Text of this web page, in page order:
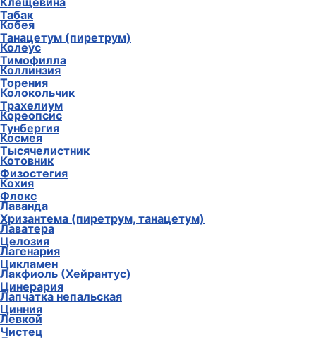
Табак
Танацетум (пиретрум)
Тимофилла
Торения
Трахелиум
Тунбергия
Тысячелистник
Физостегия
Флокс
Хризантема (пиретрум, танацетум)
Целозия
Цикламен
Цинерария
Цинния
Чистец
Кобея
Колеус
Коллинзия
Колокольчик
Кореопсис
Космея
Котовник
Кохия
Лаванда
Лаватера
Лагенария
Лакфиоль (Хейрантус)
Лапчатка непальская
Левкой